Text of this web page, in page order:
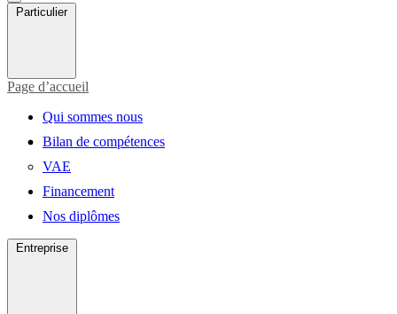
Particulier
Page d’accueil
Qui sommes nous
Bilan de compétences
VAE
Financement
Nos diplômes
Entreprise